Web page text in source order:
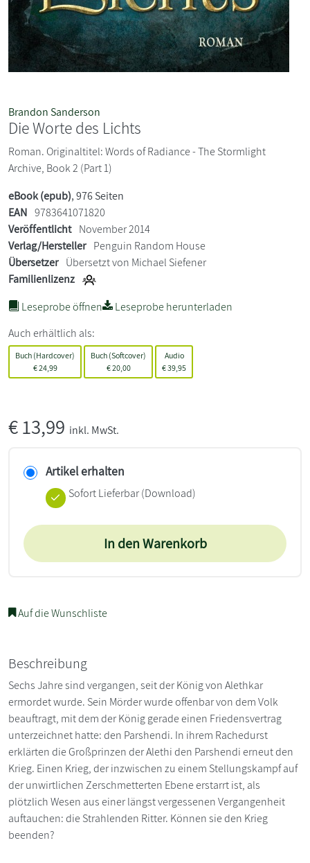
Brandon Sanderson
Die Worte des Lichts
Roman. Originaltitel: Words of Radiance - The Stormlight
Archive, Book 2 (Part 1)
eBook (epub), 976 Seiten
EAN 9783641071820
Veröffentlicht November 2014
Verlag/Hersteller Penguin Random House
Übersetzer Übersetzt von Michael Siefener
Familienlizenz
Leseprobe öffnen
Leseprobe herunterladen
Auch erhältlich als:
Buch (Hardcover)
€24,99
Buch (Softcover)
€20,00
Audio
€39,95
€13,99 inkl. MwSt.
Artikel erhalten
Sofort Lieferbar (Download)
In den Warenkorb
Auf die Wunschliste
Beschreibung
Sechs Jahre sind vergangen, seit der König von Alethkar
ermordet wurde. Sein Mörder wurde offenbar von dem Volk
beauftragt, mit dem der König gerade einen Friedensvertrag
unterzeichnet hatte: den Parshendi. In ihrem Rachedurst
erklärten die Großprinzen der Alethi den Parshendi erneut den
Krieg. Einen Krieg, der inzwischen zu einem Stellungskampf auf
der unwirtlichen Zerschmetterten Ebene erstarrt ist, als
plötzlich Wesen aus einer längst vergessenen Vergangenheit
auftauchen: die Strahlenden Ritter. Können sie den Krieg
beenden?